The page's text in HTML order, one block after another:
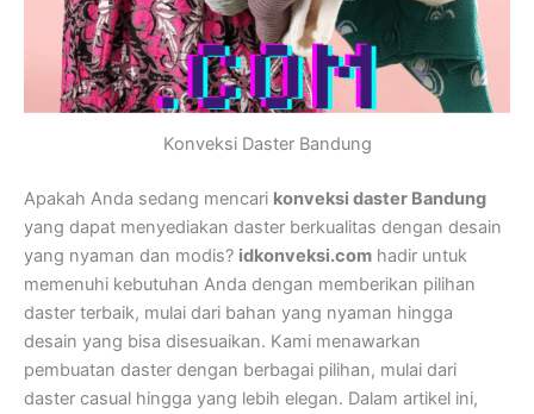
Konveksi Daster Bandung
Apakah Anda sedang mencari konveksi daster Bandung
yang dapat menyediakan daster berkualitas dengan desain
yang nyaman dan modis? idkonveksi.com hadir untuk
memenuhi kebutuhan Anda dengan memberikan pilihan
daster terbaik, mulai dari bahan yang nyaman hingga
desain yang bisa disesuaikan. Kami menawarkan
pembuatan daster dengan berbagai pilihan, mulai dari
daster casual hingga yang lebih elegan. Dalam artikel ini,